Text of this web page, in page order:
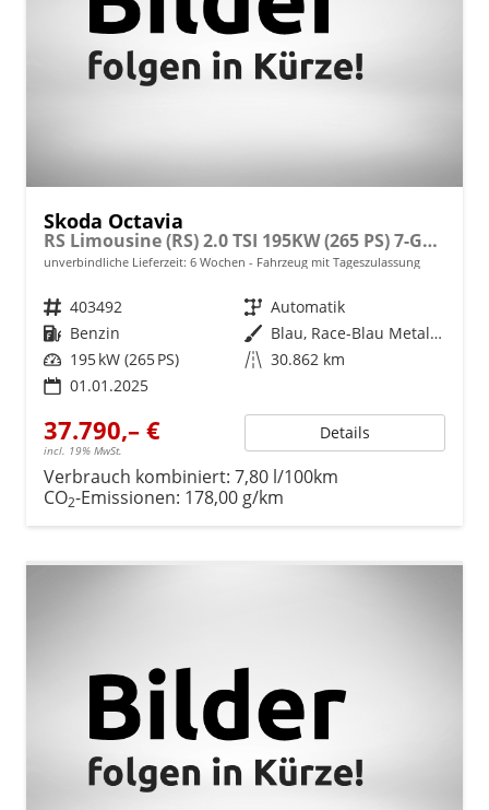
Skoda Octavia
RS Limousine (RS) 2.0 TSI 195KW (265 PS) 7-Gang DSG
unverbindliche Lieferzeit: 6 Wochen Fahrzeug mit Tageszulassung
Fahrzeugnr. 403492 Getriebe Automatik
Kraftstoff Benzin Außenfarbe
Blau, Race-Blau Metallic (8X)
Leistung 195 kW (265 PS) Kilometerstand 30.862 km
01.01.2025
37.790,– €
incl. 19% MwSt.
Details
Verbrauch kombiniert: 7,80 l/100km
CO2-Emissionen: 178,00 g/km